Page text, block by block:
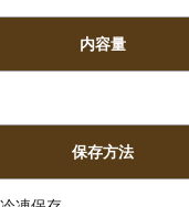
内容量
保存方法